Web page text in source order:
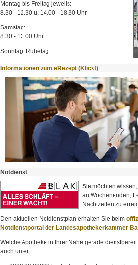
Montag bis Freitag jeweils:
8.30 - 12.30 u. 14.00 - 18.30 Uhr
Samstag:
8.30 - 13.00 Uhr
Sonntag: Ruhetag
Informationen zum eRezept (Klick!)
Notdienst
Sie möchten
an Wochenenden,
Nachtzeiten zu
Den aktuellen Notdienstplan erhalten Sie beim
Notdienstportal der Landesapothekerkammer
Welche Apotheke in Ihrer Nähe gerade
auch unter: